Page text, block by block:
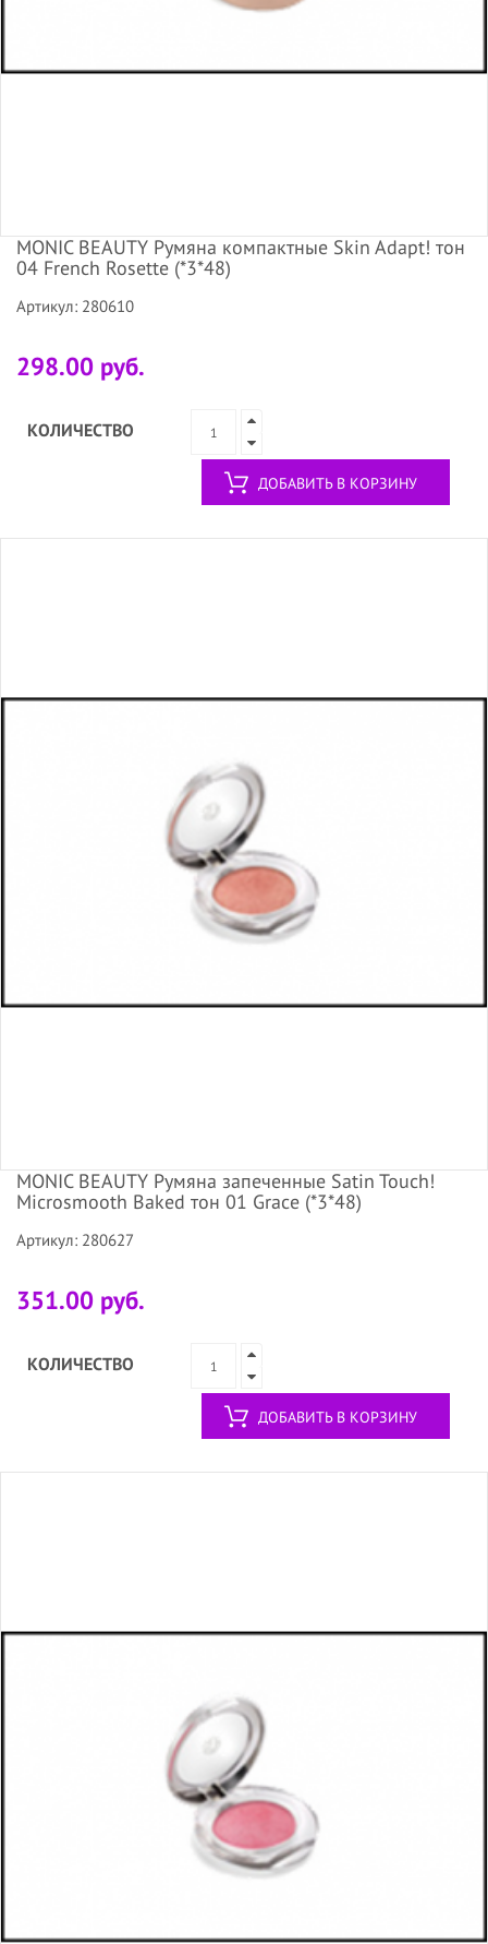
MONIC BEAUTY Румяна компактные Skin Adapt! тон
04 French Rosette (*3*48)
Артикул: 280610
298.00 руб.
КОЛИЧЕСТВО
ДОБАВИТЬ В КОРЗИНУ
MONIC BEAUTY Румяна запеченные Satin Touch!
Microsmooth Baked тон 01 Grace (*3*48)
Артикул: 280627
351.00 руб.
КОЛИЧЕСТВО
ДОБАВИТЬ В КОРЗИНУ